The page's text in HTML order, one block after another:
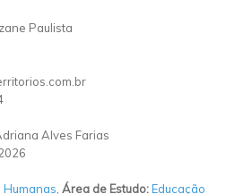
Paulista
Alves Farias
Humanas Área de Estudo:Educação